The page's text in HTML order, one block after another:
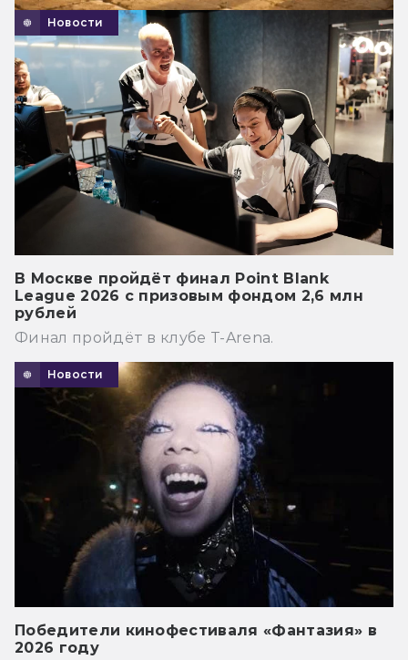
Новости
В Москве пройдёт финал Point Blank
League 2026 с призовым фондом 2,6 млн
рублей
Финал пройдёт в клубе T-Arena.
Новости
Победители кинофестиваля «Фантазия» в
2026 году